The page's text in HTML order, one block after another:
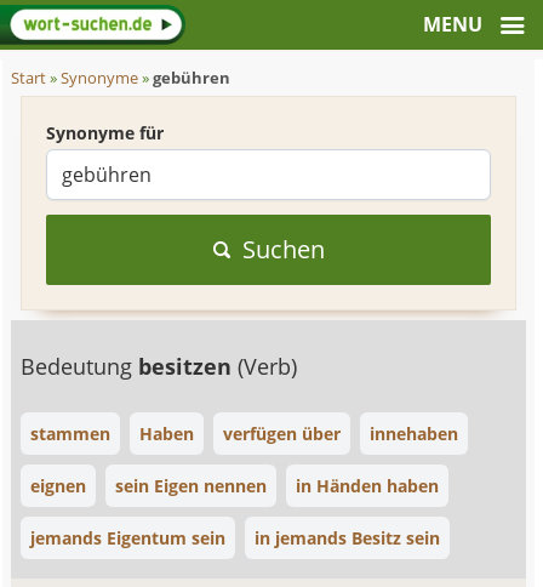
Start»Synonyme»gebühren
Synonyme für
Suchen
Bedeutung besitzen(Verb)
stammen Haben verfügen über innehaben
eignen sein Eigen nennen in Händen haben
jemands Eigentum sein in jemands Besitz sein